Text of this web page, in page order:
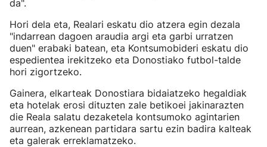
da".
Hori dela eta, Realari eskatu dio atzera egin dezala
"indarrean dagoen araudia argi eta garbi urratzen
duen" erabaki batean, eta Kontsumobideri eskatu dio
espedientea irekitzeko eta Donostiako futbol-talde
hori zigortzeko.
Gainera, elkarteak Donostiara bidaiatzeko hegaldiak
eta hotelak erosi dituzten zale betikoei jakinarazten
die Reala salatu dezaketela kontsumoko agintarien
aurrean, azkenean partidara sartu ezin badira kalteak
eta galerak erreklamatzeko.